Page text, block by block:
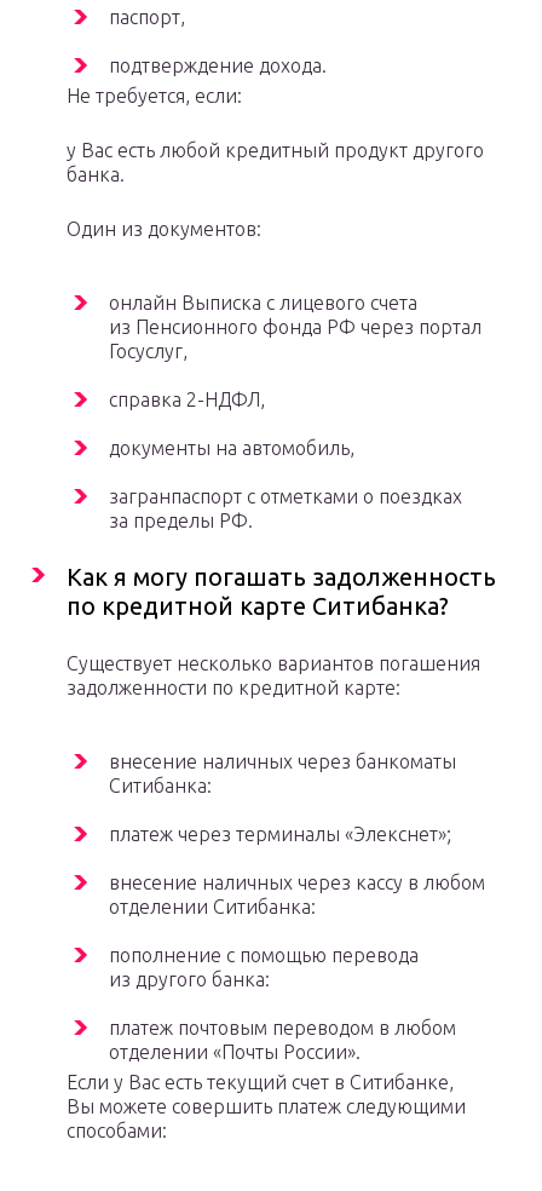
паспорт,
подтверждение дохода.
Не требуется, если:
у Вас есть любой кредитный продукт другого
банка.
Один из документов:
онлайн Выписка с лицевого счета
из Пенсионного фонда РФ через портал
Госуслуг,
справка 2-НДФЛ,
документы на автомобиль,
загранпаспорт с отметками о поездках
за пределы РФ.
Как я могу погашать задолженность
по кредитной карте Ситибанка?
Существует несколько вариантов погашения
задолженности по кредитной карте:
внесение наличных через банкоматы
Ситибанка:
платеж через терминалы «Элекснет»;
внесение наличных через кассу в любом
отделении Ситибанка:
пополнение с помощью перевода
из другого банка:
платеж почтовым переводом в любом
отделении «Почты России».
Если у Вас есть текущий счет в Ситибанке,
Вы можете совершить платеж следующими
способами: